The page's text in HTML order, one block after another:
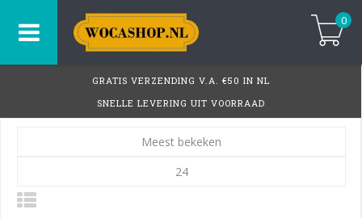
0
GRATIS VERZENDING V.A. €50 IN NL
SNELLE LEVERING UIT VOORRAAD
Meest bekeken
24